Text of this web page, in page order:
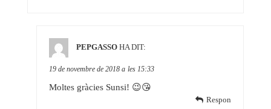
PEPGASSO HA DIT:
19 de novembre de 2018 a les 15:33
Moltes gràcies Sunsi! 😉😘
Respon